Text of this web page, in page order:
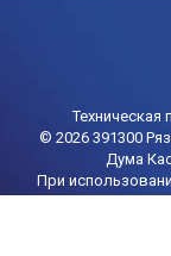
Техническая
© 2026 391300
Дума
При